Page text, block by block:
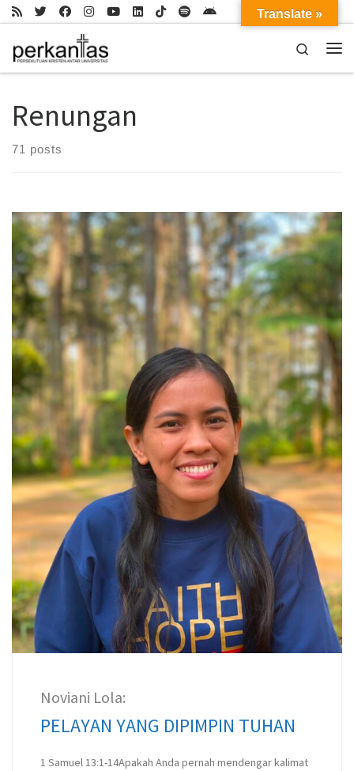
Skip to content
Search
Renungan
71 posts
Noviani Lola:
PELAYAN YANG DIPIMPIN TUHAN
1 Samuel 13:1-14Apakah Anda pernah mendengar kalimat
Translate »